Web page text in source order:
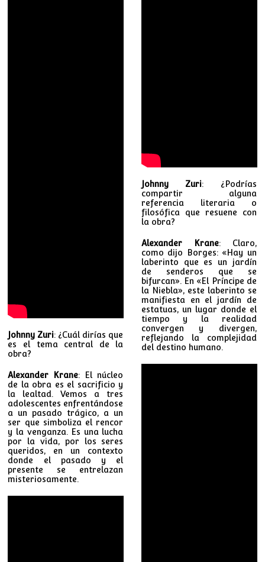
Johnny Zuri: ¿Cuál dirías que
es el tema central de la
obra?
Alexander Krane: El núcleo
de la obra es el sacrificio y
la lealtad. Vemos a tres
adolescentes enfrentándose
a un pasado trágico, a un
ser que simboliza el rencor
y la venganza. Es una lucha
por la vida, por los seres
queridos, en un contexto
donde el pasado y el
presente se entrelazan
misteriosamente.
Johnny Zuri: ¿Podrías
compartir alguna
referencia literaria o
filosófica que resuene con
la obra?
Alexander Krane: Claro,
como dijo Borges: «Hay un
laberinto que es un jardín
de senderos que se
bifurcan». En «El Príncipe de
la Niebla», este laberinto se
manifiesta en el jardín de
estatuas, un lugar donde el
tiempo y la realidad
convergen y divergen,
reflejando la complejidad
del destino humano.